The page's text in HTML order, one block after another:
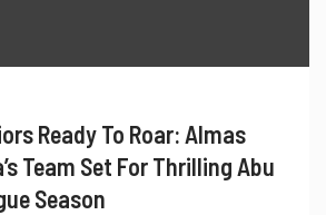
Ready To Roar: Almas
Team Set For Thrilling Abu
Season